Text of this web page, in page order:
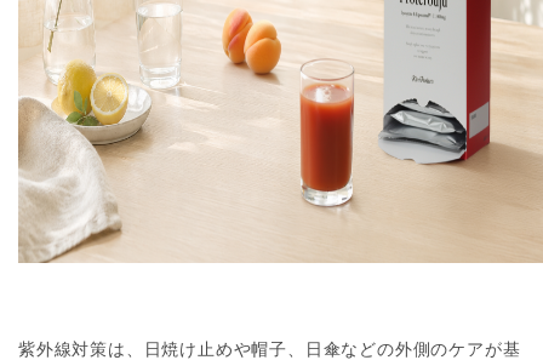
紫外線対策は、日焼け止めや帽子、日傘などの外側のケアが基